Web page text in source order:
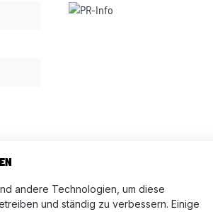
in der aktuellen Sprache anzeigen.
andere Technologien, um diese
und ständig zu verbessern. Einige